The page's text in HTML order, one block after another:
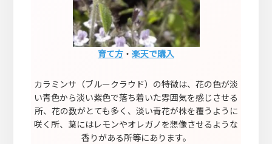
育て方 ・ 楽天で購入
カラミンサ（ブルークラウド）の特徴は、花の色が淡
い青色から淡い紫色で落ち着いた雰囲気を感じさせる
所、花の数がとても多く、淡い青花が株を覆うように
咲く所、葉にはレモンやオレガノを想像させるような
香りがある所等にあります。